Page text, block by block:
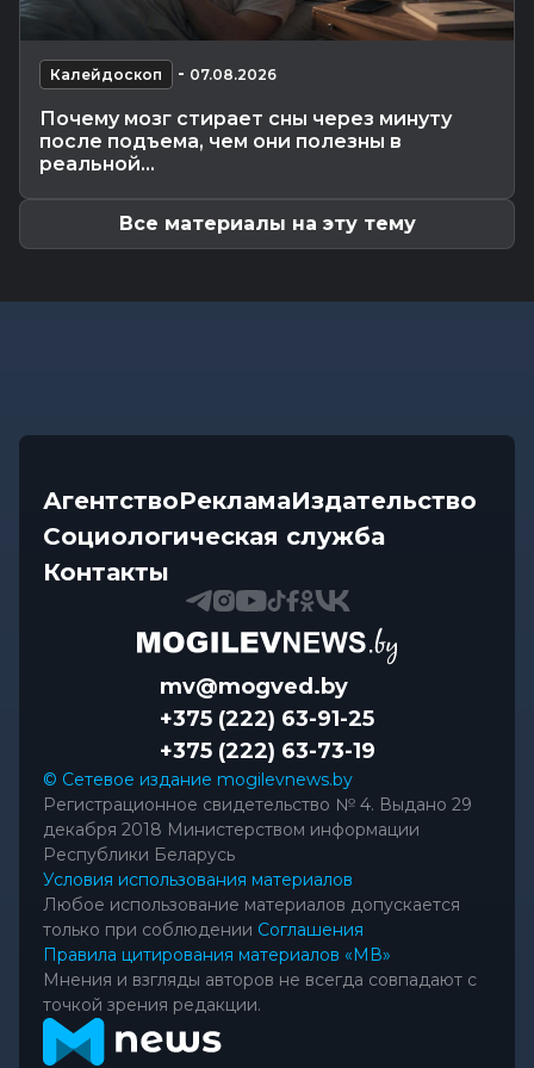
В УСК по Могилевской области — новый
начальник
Происшествия 07.08.2026 12:43
автомобиль, чтобы покататься
- 07.08.2026 12:34
Калейдоскоп - 07.08.2026
Почему мозг стирает сны через минуту
после подъема, чем они полезны в
реальной...
Все материалы на эту тему
АгентствоРекламаИздательство
Социологическая служба
Контакты
mv@mogved.by
+375 (222) 63-91-25
+375 (222) 63-73-19
© Сетевое издание mogilevnews.by
Регистрационное свидетельство № 4. Выдано 29
декабря 2018 Министерством информации
Республики Беларусь
Условия использования материалов
Любое использование материалов допускается
только при соблюдении Соглашения
Правила цитирования материалов «МВ»
Мнения и взгляды авторов не всегда совпадают с
точкой зрения редакции.